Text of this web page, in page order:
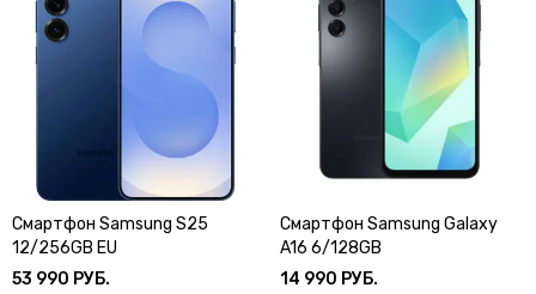
Смартфон Samsung S25
12/256GB EU
53 990 РУБ.
Смартфон Samsung Galaxy
A16 6/128GB
14 990 РУБ.